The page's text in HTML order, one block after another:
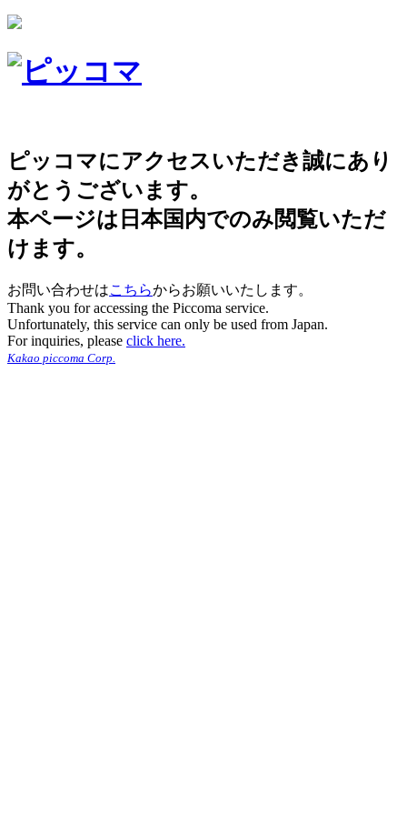
ピッコマにアクセスいただき誠にあり
がとうございます。
本ページは日本国内でのみ閲覧いただ
けます。
お問い合わせはこちらからお願いいたします。
Thank you for accessing the Piccoma service.
Unfortunately, this service can only be used from Japan.
For inquiries, please click here.
Kakao piccoma Corp.